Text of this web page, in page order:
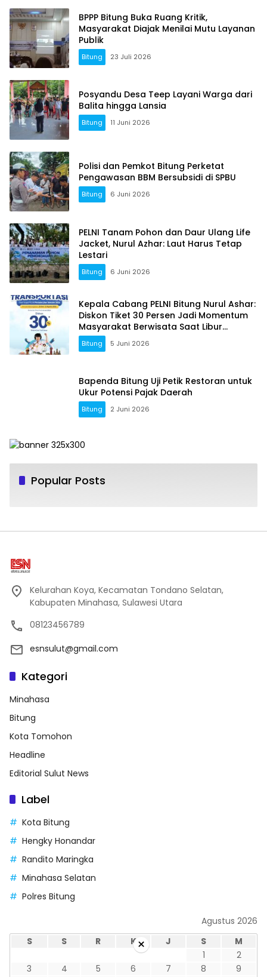
BPPP Bitung Buka Ruang Kritik,
Masyarakat Diajak Menilai Mutu Layanan
Publik
Bitung 23 Juli 2026
Posyandu Desa Teep Layani Warga dari
Balita hingga Lansia
Bitung 11 Juni 2026
Polisi dan Pemkot Bitung Perketat
Pengawasan BBM Bersubsidi di SPBU
Bitung 6 Juni 2026
PELNI Tanam Pohon dan Daur Ulang Life
Jacket, Nurul Azhar: Laut Harus Tetap
Lestari
Bitung 6 Juni 2026
Kepala Cabang PELNI Bitung Nurul Ashar:
Diskon Tiket 30 Persen Jadi Momentum
Masyarakat Berwisata Saat Libur
Sekolah
Bitung 5 Juni 2026
Bapenda Bitung Uji Petik Restoran untuk
Ukur Potensi Pajak Daerah
Bitung 2 Juni 2026
Popular Posts
Kelurahan Koya, Kecamatan Tondano Selatan,
Kabupaten Minahasa, Sulawesi Utara
08123456789
esnsulut@gmail.com
Kategori
Minahasa
Bitung
Kota Tomohon
Headline
Editorial Sulut News
Label
Kota Bitung
Hengky Honandar
Randito Maringka
Minahasa Selatan
Polres Bitung
Agustus 2026
S
S R K J S
M
1
2
3
4 5 6 7 8
9
×